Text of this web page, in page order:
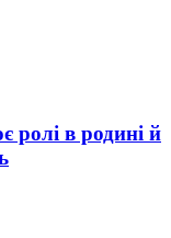
ролі в родині й